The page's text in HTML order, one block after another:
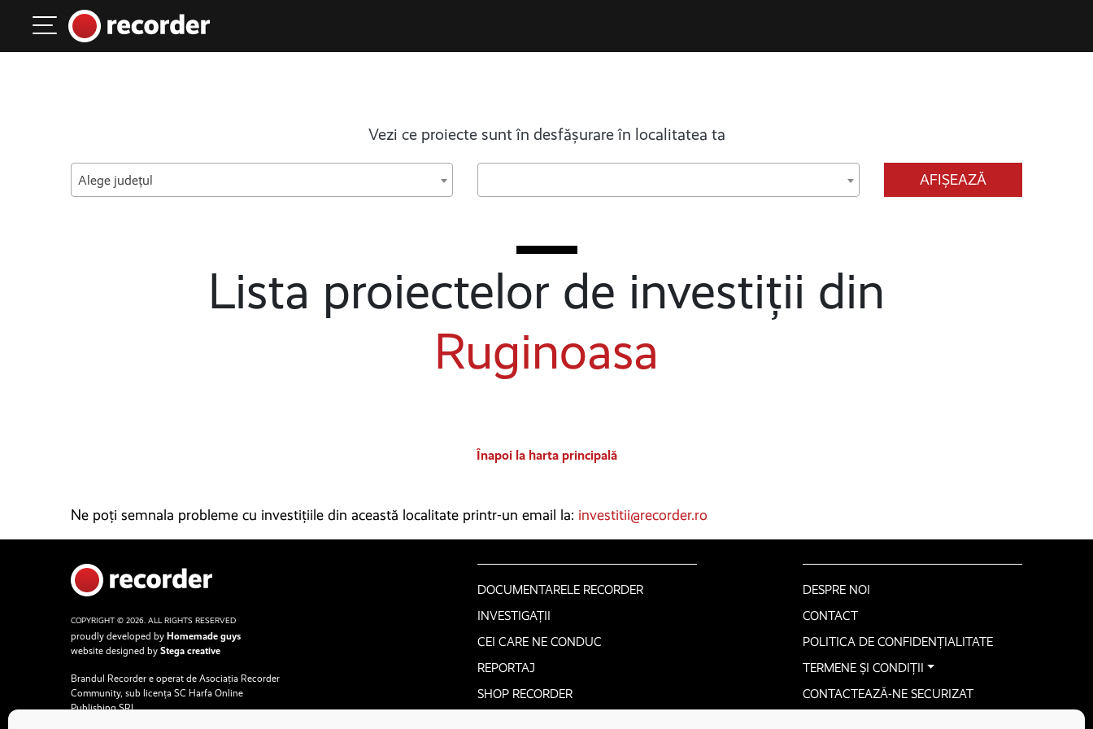
Main Navigation
Vezi ce proiecte sunt în desfășurare în localitatea ta
Alege județul AFIȘEAZĂ
Lista proiectelor de investiții din
Ruginoasa
Înapoi la harta principală
Ne poți semnala probleme cu investițiile din această localitate printr-un email la: investitii@recorder.ro
COPYRIGHT © 2026. ALL RIGHTS RESERVED
proudly developed by Homemade guys
website designed by Stega creative
Brandul Recorder e operat de Asociația Recorder
Community, sub licența SC Harfa Online
Publishing SRL.
DOCUMENTARELE RECORDER
INVESTIGAȚII
CEI CARE NE CONDUC
REPORTAJ
SHOP RECORDER
DESPRE NOI
CONTACT
POLITICA DE CONFIDENȚIALITATE
TERMENE ȘI CONDIȚII
CONTACTEAZĂ-NE SECURIZAT